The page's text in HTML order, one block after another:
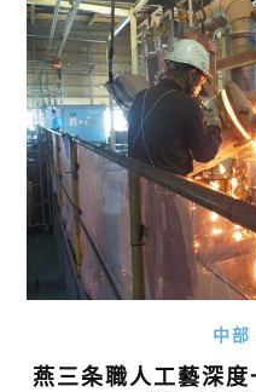
成，建築本身就 […]…
中部
燕三条職人工藝深